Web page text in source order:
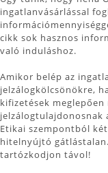
ingatlanvásárlással
cikk sok hasznos
való induláshoz.
Amikor belép az
jelzálogkölcsönökre,
kifizetések
jelzálogtulajdonosnak
Etikai szempontból
hitelnyújtó
tartózkodjon távol!